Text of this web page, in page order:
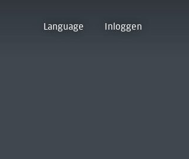
Language Inloggen